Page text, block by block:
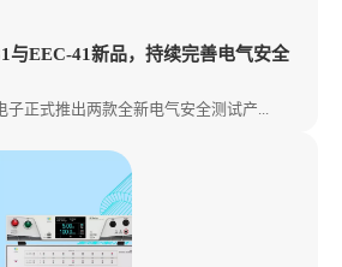
与EEC-41新品，持续完善电气安全
正式推出两款全新电气安全测试产...